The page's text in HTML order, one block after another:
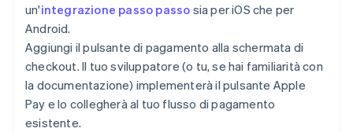
un'integrazione passo passo sia per iOS che per
Android.
Aggiungi il pulsante di pagamento alla schermata di
checkout. Il tuo sviluppatore (o tu, se hai familiarità con
la documentazione) implementerà il pulsante Apple
Pay e lo collegherà al tuo flusso di pagamento
esistente.